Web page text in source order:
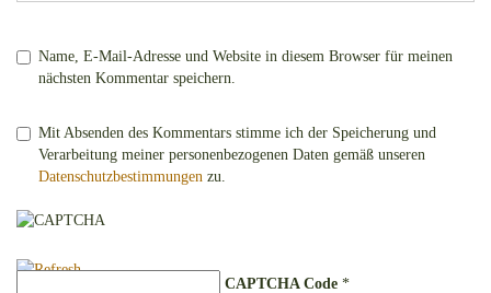
Name, E-Mail-Adresse und Website in diesem Browser für meinen
nächsten Kommentar speichern.
Mit Absenden des Kommentars stimme ich der Speicherung und
Verarbeitung meiner personenbezogenen Daten gemäß unseren
Datenschutzbestimmungen zu.
CAPTCHA Code *